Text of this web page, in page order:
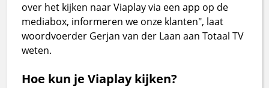
over het kijken naar Viaplay via een app op de
mediabox, informeren we onze klanten", laat
woordvoerder Gerjan van der Laan aan Totaal TV
weten.
Hoe kun je Viaplay kijken?